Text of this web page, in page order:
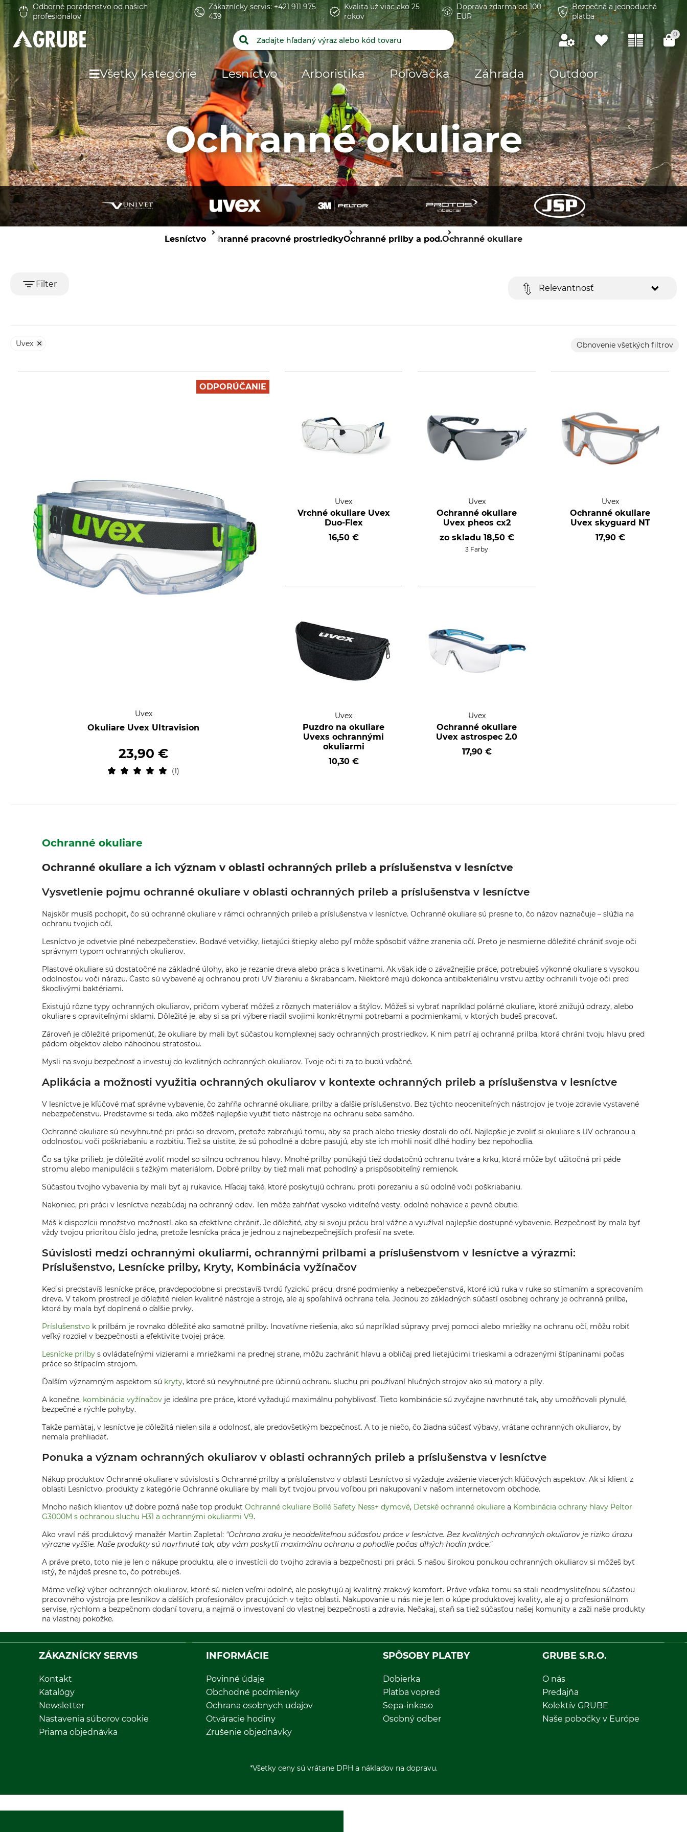
Odborné poradenstvo od našich
profesionálov
Zákaznícky servis: +421 911 975
439
Kvalita už viac ako 25
rokov
Doprava zdarma od 100
EUR
Bezpečná a jednoduchá
platba
0
Všetky kategórie Lesníctvo Arboristika Poľovačka Záhrada Outdoor
Ochranné okuliare
Lesníctvo Ochranné pracovné prostriedkyOchranné prilby a pod.Ochranné okuliare
Filter Relevantnosť
Uvex Obnovenie všetkých filtrov
ODPORÚČANIE
Uvex
Okuliare Uvex Ultravision
23,90 €
1
Uvex
Vrchné okuliare Uvex
Duo-Flex
16,50 €
Uvex
Ochranné okuliare
Uvex pheos cx2
zo skladu 18,50 €
3 Farby
Uvex
Ochranné okuliare
Uvex skyguard NT
17,90 €
Uvex
Puzdro na okuliare
Uvexs ochrannými
okuliarmi
10,30 €
Uvex
Ochranné okuliare
Uvex astrospec 2.0
17,90 €
Ochranné okuliare
Ochranné okuliare a ich význam v oblasti ochranných prileb a príslušenstva v lesníctve
Vysvetlenie pojmu ochranné okuliare v oblasti ochranných prileb a príslušenstva v lesníctve
Najskôr musíš pochopiť, čo sú ochranné okuliare v rámci ochranných prileb a príslušenstva v lesníctve. Ochranné okuliare sú presne to, čo názov naznačuje – slúžia na
ochranu tvojich očí.
Lesníctvo je odvetvie plné nebezpečenstiev. Bodavé vetvičky, lietajúci štiepky alebo pyľ môže spôsobiť vážne zranenia očí. Preto je nesmierne dôležité chrániť svoje oči
správnym typom ochranných okuliarov.
Plastové okuliare sú dostatočné na základné úlohy, ako je rezanie dreva alebo práca s kvetinami. Ak však ide o závažnejšie práce, potrebuješ výkonné okuliare s vysokou
odolnosťou voči nárazu. Často sú vybavené aj ochranou proti UV žiareniu a škrabancam. Niektoré majú dokonca antibakteriálnu vrstvu aztby ochranili tvoje oči pred
škodlivými baktériami.
Existujú rôzne typy ochranných okuliarov, pričom vyberať môžeš z rôznych materiálov a štýlov. Môžeš si vybrať napríklad polárné okuliare, ktoré znižujú odrazy, alebo
okuliare s opraviteľnými sklami. Dôležité je, aby si sa pri výbere riadil svojimi konkrétnymi potrebami a podmienkami, v ktorých budeš pracovať.
Zároveň je dôležité pripomenúť, že okuliare by mali byť súčasťou komplexnej sady ochranných prostriedkov. K nim patrí aj ochranná prilba, ktorá chráni tvoju hlavu pred
pádom objektov alebo náhodnou stratosťou.
Mysli na svoju bezpečnosť a investuj do kvalitných ochranných okuliarov. Tvoje oči ti za to budú vďačné.
Aplikácia a možnosti využitia ochranných okuliarov v kontexte ochranných prileb a príslušenstva v lesníctve
V lesníctve je kľúčové mať správne vybavenie, čo zahŕňa ochranné okuliare, prilby a ďalšie príslušenstvo. Bez týchto neoceniteľných nástrojov je tvoje zdravie vystavené
nebezpečenstvu. Predstavme si teda, ako môžeš najlepšie využiť tieto nástroje na ochranu seba samého.
Ochranné okuliare sú nevyhnutné pri práci so drevom, pretože zabraňujú tomu, aby sa prach alebo triesky dostali do očí. Najlepšie je zvoliť si okuliare s UV ochranou a
odolnosťou voči poškriabaniu a rozbitiu. Tiež sa uistite, že sú pohodlné a dobre pasujú, aby ste ich mohli nosiť dlhé hodiny bez nepohodlia.
Čo sa týka prilieb, je dôležité zvoliť model so silnou ochranou hlavy. Mnohé prilby ponúkajú tiež dodatočnú ochranu tváre a krku, ktorá môže byť užitočná pri páde
stromu alebo manipulácii s ťažkým materiálom. Dobré prilby by tiež mali mať pohodlný a prispôsobiteľný remienok.
Súčasťou tvojho vybavenia by mali byť aj rukavice. Hľadaj také, ktoré poskytujú ochranu proti porezaniu a sú odolné voči poškriabaniu.
Nakoniec, pri práci v lesníctve nezabúdaj na ochranný odev. Ten môže zahŕňať vysoko viditeľné vesty, odolné nohavice a pevné obutie.
Máš k dispozícii množstvo možností, ako sa efektívne chrániť. Je dôležité, aby si svoju prácu bral vážne a využíval najlepšie dostupné vybavenie. Bezpečnosť by mala byť
vždy tvojou prioritou číslo jedna, pretože lesnícka práca je jednou z najnebezpečnejších profesií na svete.
Súvislosti medzi ochrannými okuliarmi, ochrannými prilbami a príslušenstvom v lesníctve a výrazmi:
Príslušenstvo, Lesnícke prilby, Kryty, Kombinácia vyžínačov
Keď si predstavíš lesnícke práce, pravdepodobne si predstavíš tvrdú fyzickú prácu, drsné podmienky a nebezpečenstvá, ktoré idú ruka v ruke so stímaním a spracovaním
dreva. V takom prostredí je dôležité nielen kvalitné nástroje a stroje, ale aj spoľahlivá ochrana tela. Jednou zo základných súčastí osobnej ochrany je ochranná prilba,
ktorá by mala byť doplnená o ďalšie prvky.
Príslušenstvo k prilbám je rovnako dôležité ako samotné prilby. Inovatívne riešenia, ako sú napríklad súpravy prvej pomoci alebo mriežky na ochranu očí, môžu robiť
veľký rozdiel v bezpečnosti a efektivite tvojej práce.
Lesnícke prilby s ovládateľnými vizierami a mriežkami na prednej strane, môžu zachrániť hlavu a obličaj pred lietajúcimi trieskami a odrazenými štípaninami počas
práce so štípacím strojom.
Ďalším významným aspektom sú kryty, ktoré sú nevyhnutné pre účinnú ochranu sluchu pri používaní hlučných strojov ako sú motory a píly.
A konečne, kombinácia vyžínačov je ideálna pre práce, ktoré vyžadujú maximálnu pohyblivosť. Tieto kombinácie sú zvyčajne navrhnuté tak, aby umožňovali plynulé,
bezpečné a rýchle pohyby.
Takže pamätaj, v lesníctve je dôležitá nielen sila a odolnosť, ale predovšetkým bezpečnosť. A to je niečo, čo žiadna súčasť výbavy, vrátane ochranných okuliarov, by
nemala prehliadať.
Ponuka a význam ochranných okuliarov v oblasti ochranných prileb a príslušenstva v lesníctve
Nákup produktov Ochranné okuliare v súvislosti s Ochranné prilby a príslušenstvo v oblasti Lesníctvo si vyžaduje zváženie viacerých kľúčových aspektov. Ak si klient z
oblasti Lesníctvo, produkty z kategórie Ochranné okuliare by mali byť tvojou prvou voľbou pri nakupovaní v našom internetovom obchode.
Mnoho našich klientov už dobre pozná naše top produkt Ochranné okuliare Bollé Safety Ness+ dymové, Detské ochranné okuliare a Kombinácia ochrany hlavy Peltor
G3000M s ochranou sluchu H31 a ochrannými okuliarmi V9.
Ako vraví náš produktový manažér Martin Zapletal: "Ochrana zraku je neoddeliteľnou súčasťou práce v lesníctve. Bez kvalitných ochranných okuliarov je riziko úrazu
výrazne vyššie. Naše produkty sú navrhnuté tak, aby vám poskytli maximálnu ochranu a pohodlie počas dlhých hodín práce."
A práve preto, toto nie je len o nákupe produktu, ale o investícii do tvojho zdravia a bezpečnosti pri práci. S našou širokou ponukou ochranných okuliarov si môžeš byť
istý, že nájdeš presne to, čo potrebuješ.
Máme veľký výber ochranných okuliarov, ktoré sú nielen veľmi odolné, ale poskytujú aj kvalitný zrakový komfort. Práve vďaka tomu sa stali neodmysliteľnou súčasťou
pracovného výstroja pre lesníkov a ďalších profesionálov pracujúcich v tejto oblasti. Nakupovanie u nás nie je len o kúpe produktovej kvality, ale aj o profesionálnom
servise, rýchlom a bezpečnom dodaní tovaru, a najmä o investovaní do vlastnej bezpečnosti a zdravia. Nečakaj, staň sa tiež súčasťou našej komunity a zaži naše produkty
na vlastnej pokožke.
ZÁKAZNÍCKY SERVIS
Kontakt
Katalógy
Newsletter
Nastavenia súborov cookie
Priama objednávka
INFORMÁCIE
Povinné údaje
Obchodné podmienky
Ochrana osobnych udajov
Otváracie hodiny
Zrušenie objednávky
SPÔSOBY PLATBY
Dobierka
Platba vopred
Sepa-inkaso
Osobný odber
GRUBE S.R.O.
O nás
Predajňa
Kolektív GRUBE
Naše pobočky v Európe
*Všetky ceny sú vrátane DPH a nákladov na dopravu.